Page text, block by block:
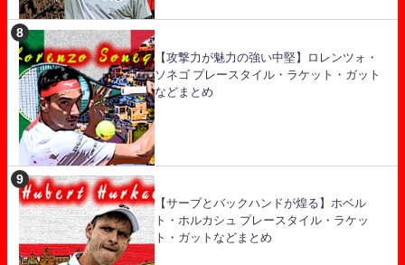
【攻撃力が魅力の強い中堅】ロレンツォ・
ソネゴ プレースタイル・ラケット・ガット
などまとめ
【サーブとバックハンドが煌る】ホベル
ト・ホルカシュ プレースタイル・ラケッ
ト・ガットなどまとめ